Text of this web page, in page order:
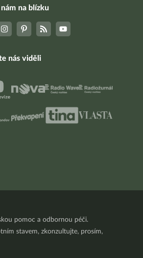
na blízku
nás viděli
pomoc a odbornou péči.
stavem, zkonzultujte, prosím,